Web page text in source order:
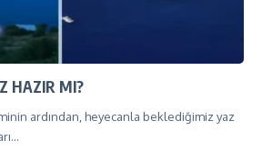
HAZIR MI?
ardından, heyecanla beklediğimiz yaz